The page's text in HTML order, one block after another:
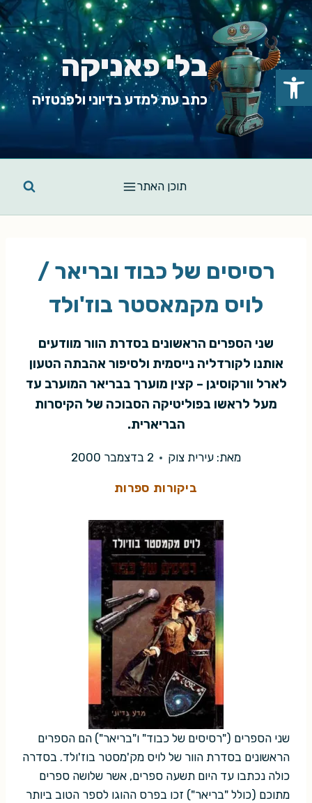
Skip
to
content
בלי פאניקה
כתב עת למדע בדיוני ולפנטזיה
תוכן האתר
רסיסים של כבוד ובריאר /
לויס מקמאסטר בוז'ולד
שני הספרים הראשונים בסדרת הוור מוודעים
אותנו לקורדליה נייסמית ולסיפור אהבתה הטעון
לארל וורקוסיגן – קצין מוערך בבריאר המוערב עד
מעל לראשו בפוליטיקה הסבוכה של הקיסרות
הבריארית.
מאת: עירית צוק 2 בדצמבר 2000
ביקורות ספרות
שני הספרים ("רסיסים של כבוד" ו"בריאר") הם הספרים
הראשונים בסדרת הוור של לויס מק'מסטר בוז'ולד. בסדרה
כולה נכתבו עד היום תשעה ספרים, אשר שלושה ספרים
מתוכם (כולל "בריאר") זכו בפרס ההוגו לספר הטוב ביותר
פתח סרגל נגישות